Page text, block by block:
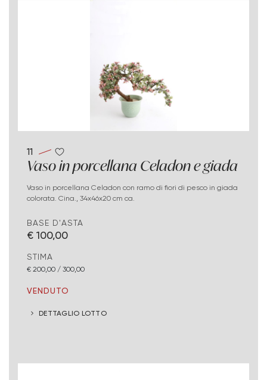
11
Vaso in porcellana Celadon e giada
Vaso in porcellana Celadon con ramo di fiori di pesco in giada
colorata. Cina., 34x46x20 cm ca.
BASE D'ASTA
€ 100,00
STIMA
€ 200,00 / 300,00
VENDUTO
DETTAGLIO LOTTO